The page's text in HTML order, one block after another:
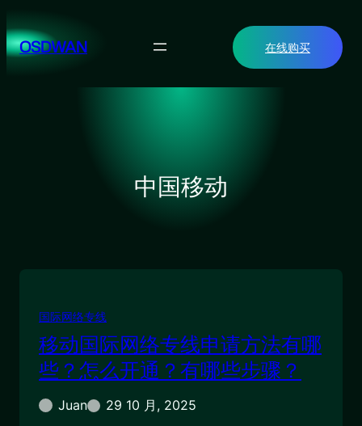
至
内OSDWAN 在线购买
中国移动
国际网络专线
移动国际网络专线申请方法有哪
些？怎么开通？有哪些步骤？
Juan
29 10 月, 2025